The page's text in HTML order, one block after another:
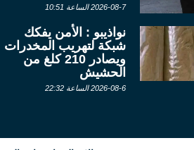
2026-08-7 الساعة 10:51
نواذيبو : الأمن يفكك
شبكة لتهريب المخدرات
ويصادر 210 كلغ من
الحشيش
2026-08-6 الساعة 22:32